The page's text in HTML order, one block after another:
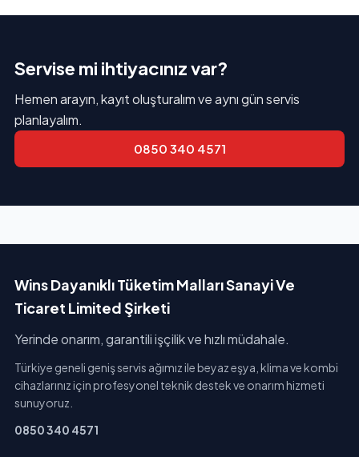
Servise mi ihtiyacınız var?
Hemen arayın, kayıt oluşturalım ve aynı gün servis
planlayalım.
0850 340 4571
Wins Dayanıklı Tüketim Malları Sanayi Ve
Ticaret Limited Şirketi
Yerinde onarım, garantili işçilik ve hızlı müdahale.
Türkiye geneli geniş servis ağımız ile beyaz eşya, klima ve kombi
cihazlarınız için profesyonel teknik destek ve onarım hizmeti
sunuyoruz.
0850 340 4571